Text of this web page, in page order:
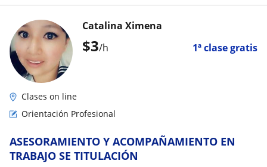
$3/h 1ª clase gratis
Catalina Ximena
Clases on line
Orientación Profesional
ASESORAMIENTO Y ACOMPAÑAMIENTO EN
TRABAJO SE TITULACIÓN